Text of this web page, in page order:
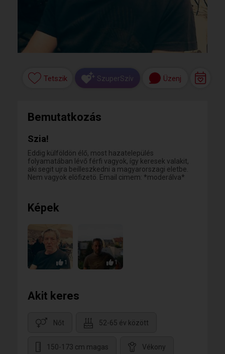
Tetszik SzuperSzív Üzenj
Bemutatkozás
Szia!
Eddig külföldön élő, most hazatelepülés
folyamatában lévő férfi vagyok, így keresek valakit,
aki segit ujra beilleszkedni a magyarorszagi eletbe.
Nem vagyok elöfizetö. Email cimem: *moderálva*
Képek
1 1
Akit keres
Nőt 52-65 év között
150-173 cm magas Vékony